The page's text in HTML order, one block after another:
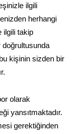
ilgili
herhangi
ilgili takip
doğrultusunda
kişinin sizden bir
olarak
yansıtmaktadır.
gerektiğinden